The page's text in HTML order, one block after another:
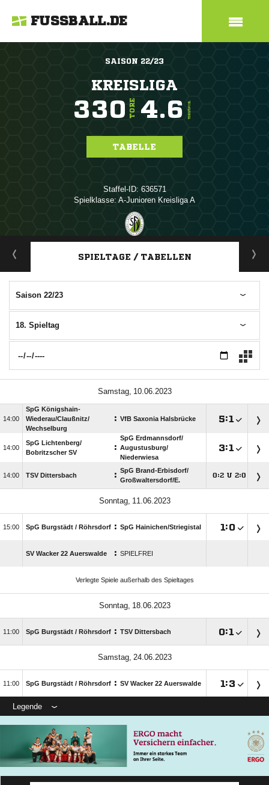
FUSSBALL.DE
SAISON 22/23
KREISLIGA
330 TORE 4.6 TORE/SPIEL
TABELLE
Staffel-ID: 636571
Spielklasse: A-Junioren Kreisliga A
ANZEIGE
SPIELTAGE / TABELLEN
Saison 22/23
18. Spieltag
 

SpG Königshain-
Wiederau/​Claußnitz/​
Wechselburg
: VfB Saxonia Halsbrücke :

SpG Lichtenberg/​
Bobritzscher SV
:
SpG Erdmannsdorf/​
Augustusburg/​
Niederwiesa
:
 TSV Dittersbach : SpG Brand-Erbisdorf/​
Großwaltersdorf/​E.
:U :
 
 SpG Burgstädt /​ Röhrsdorf : SpG Hainichen/​Striegistal :
SV Wacker 22 Auerswalde : SPIELFREI
Verlegte Spiele außerhalb des Spieltages
 
 SpG Burgstädt /​ Röhrsdorf : TSV Dittersbach :
 
 SpG Burgstädt /​ Röhrsdorf : SV Wacker 22 Auerswalde :
Legende